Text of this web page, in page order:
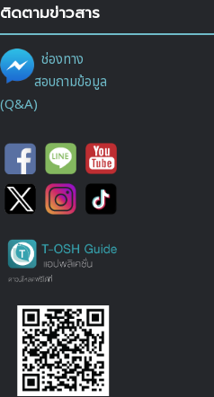
ติดตามข่าวสาร
ช่องทาง
สอบถามข้อมูล
(Q&A)